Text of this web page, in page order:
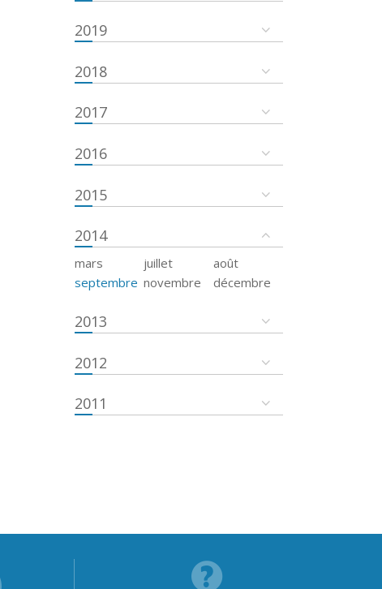
2019
2018
2017
2016
2015
2014
mars juillet
août
septembre novembre décembre
2013
2012
2011